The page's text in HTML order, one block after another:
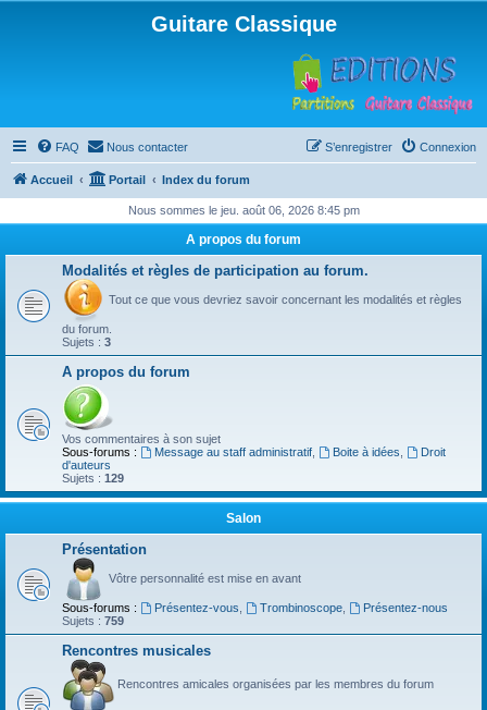
Guitare Classique
FAQ Nous contacter Connexion
S’enregistrer
Accueil Portail Index du forum
Nous sommes le jeu. août 06, 2026 8:45 pm
A propos du forum
Modalités et règles de participation au forum.
Tout ce que vous devriez savoir concernant les modalités et règles
du forum.
Sujets : 3
A propos du forum
Vos commentaires à son sujet
Sous-forums :
Message au staff administratif, Boite à idées
Droit
d'auteurs
Sujets : 129
Salon
Présentation
Vôtre personnalité est mise en avant
Sous-forums : Présentez-vous Trombinoscope,
Présentez-nous
Sujets : 759
Rencontres musicales
Rencontres amicales organisées par les membres du forum